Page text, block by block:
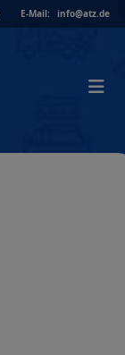
E-Mail: info@atz.de